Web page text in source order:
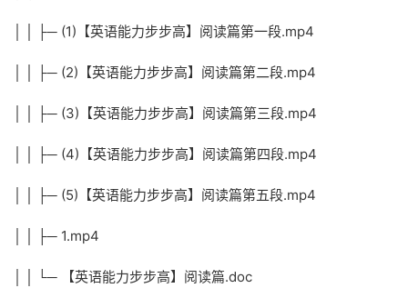
│ │ ├─ (1)【英语能力步步高】阅读篇第一段.mp4
│ │ ├─ (2)【英语能力步步高】阅读篇第二段.mp4
│ │ ├─ (3)【英语能力步步高】阅读篇第三段.mp4
│ │ ├─ (4)【英语能力步步高】阅读篇第四段.mp4
│ │ ├─ (5)【英语能力步步高】阅读篇第五段.mp4
│ │ ├─ 1.mp4
│ │ └─ 【英语能力步步高】阅读篇.doc